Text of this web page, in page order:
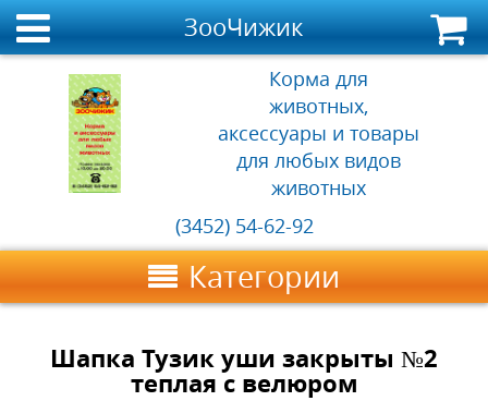
ЗооЧижик
Корма для
животных,
аксессуары и товары
для любых видов
животных
(3452) 54-62-92
Категории
Шапка Тузик уши закрыты №2
теплая с велюром